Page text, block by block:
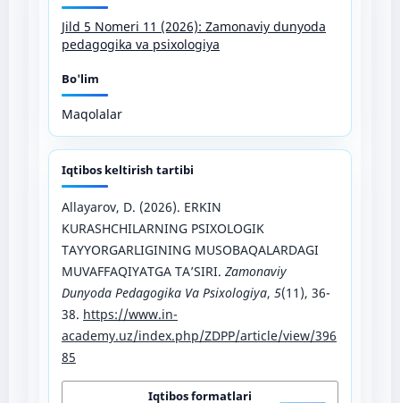
Jild 5 Nomeri 11 (2026): Zamonaviy dunyoda
pedagogika va psixologiya
Bo'lim
Maqolalar
Iqtibos keltirish tartibi
Allayarov, D. (2026). ERKIN
KURASHCHILARNING PSIXOLOGIK
TAYYORGARLIGINING MUSOBAQALARDAGI
MUVAFFAQIYATGA TA’SIRI. Zamonaviy
Dunyoda Pedagogika Va Psixologiya, 5(11), 36-
38. https://www.in-
academy.uz/index.php/ZDPP/article/view/396
85
Iqtibos formatlari